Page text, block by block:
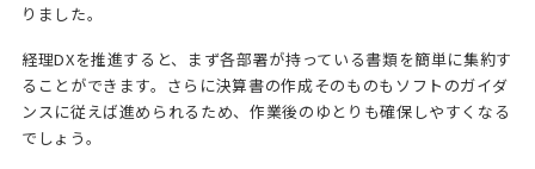
りました。
経理DXを推進すると、まず各部署が持っている書類を簡単に集約す
ることができます。さらに決算書の作成そのものもソフトのガイダ
ンスに従えば進められるため、作業後のゆとりも確保しやすくなる
でしょう。